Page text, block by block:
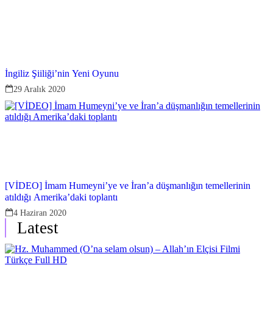
İngiliz Şiiliği’nin Yeni Oyunu
29 Aralık 2020
[VİDEO] İmam Humeyni’ye ve İran’a düşmanlığın temellerinin
atıldığı Amerika’daki toplantı
4 Haziran 2020
Latest